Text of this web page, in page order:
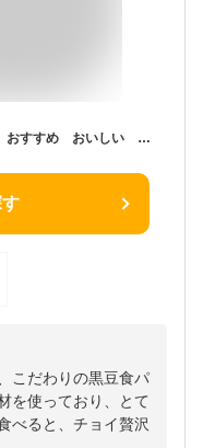
黒豆食パン 1.5斤 食パン 人気 口コミ おすすめ おいしい お取り寄せ 丹波 高級 こだわり 丹波のこだわり高級食パン専門店
こだわりの黒豆食パ
を使っており、とて
べると、チョイ贅沢